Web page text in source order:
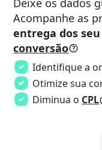
Deixe os dados
Acompanhe as
entrega dos
conversão
Identifique a
Otimize sua
Diminua o CPL